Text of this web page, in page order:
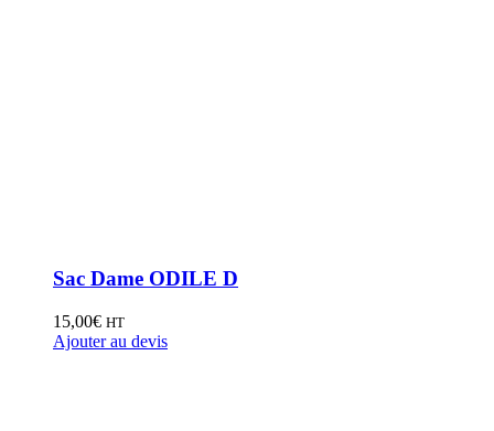
Sac Dame ODILE D
15,00€ HT
Ajouter au devis